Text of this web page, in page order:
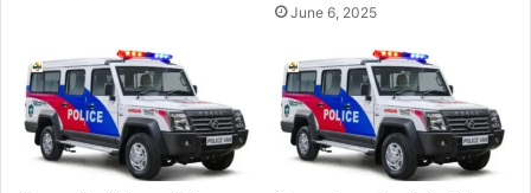
June 6, 2025